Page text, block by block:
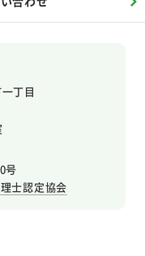
丁目
号
士認定協会